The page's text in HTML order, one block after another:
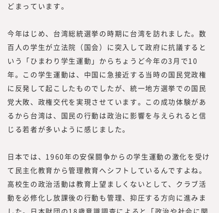
どまっています。
今年はじめ、台湾総統選挙の時期に台湾を訪れました。数
百人の学生が立法院（国会）に突入して政府に抗議すると
いう「ひまわり学生運動」からちょうど今年の3月で10
年。この学生運動は、中国に急接近する当時の国民党政権
に反発して起こしたものでしたが、統一地方選挙での国民
党大敗、政権交代を実現させています。この成功体験があ
るから台湾は、国民の行動は政治に影響を与えられると信
じる若者が多いように感じました。
日本では、1960年の安保闘争からの学生運動の激化を受け
て民主化教育から管理教育へシフトしているんですよね。
高校生の政治活動は教育上望ましくないとして、クラブ活
動を必修化し放課後の行動も管理、抑圧する方向に進みま
した。日本財団の18歳意識調査によると「政治や社会に関